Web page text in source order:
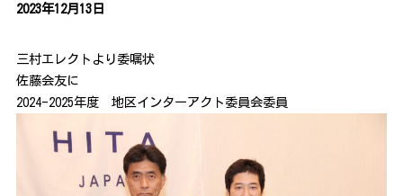
2023年12月13日
三村エレクトより委嘱状
佐藤会友に
2024-2025年度 地区インターアクト委員会委員